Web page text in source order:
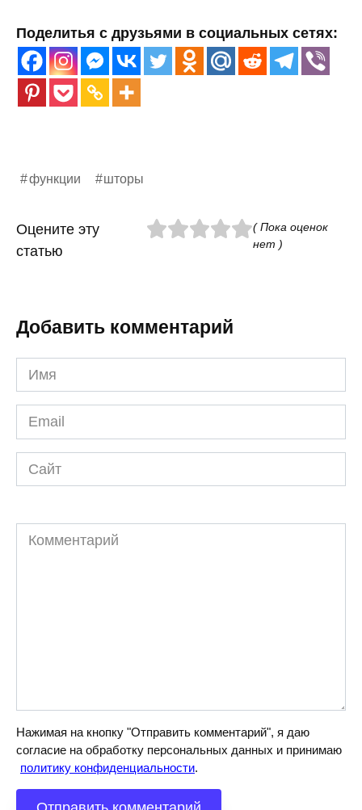
Поделитья с друзьями в социальных сетях:
функции шторы
Оцените эту
статью
( Пока оценок
нет )
Добавить комментарий
Имя
*
Email
*
Сайт
Комментарий
Нажимая на кнопку "Отправить комментарий", я даю
согласие на обработку персональных данных и принимаю
политику конфиденциальности.